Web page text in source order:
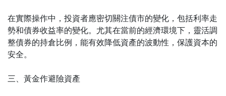
在實際操作中，投資者應密切關注債市的變化，包括利率走
勢和債券收益率的變化。尤其在當前的經濟環境下，靈活調
整債券的持倉比例，能有效降低資產的波動性，保護資本的
安全。
三、黃金作避險資產